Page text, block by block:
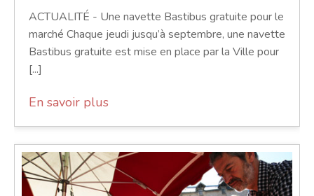
ACTUALITÉ - Une navette Bastibus gratuite pour le
marché Chaque jeudi jusqu’à septembre, une navette
Bastibus gratuite est mise en place par la Ville pour
[...]
En savoir plus